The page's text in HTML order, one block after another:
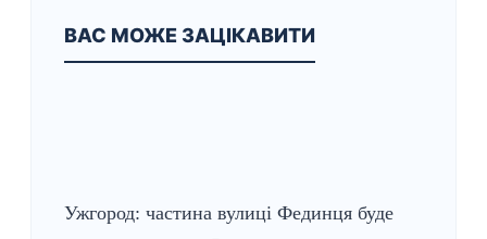
ВАС МОЖЕ ЗАЦІКАВИТИ
Ужгород: частина вулиці Фединця буде